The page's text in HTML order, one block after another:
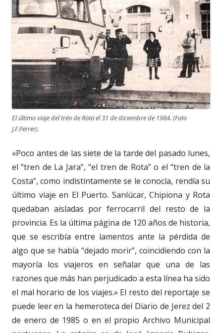
El último viaje del trén de Rota el 31 de diciembre de 1984. (Foto
J.F.Ferrer).
«Poco antes de las siete de la tarde del pasado lunes,
el “tren de La Jara”, “el tren de Rota” o el “tren de la
Costa”, como indistintamente se le conocía, rendía su
último viaje en El Puerto. Sanlúcar, Chipiona y Rota
quedaban aisladas por ferrocarril del resto de la
provincia. Es la última página de 120 años de historia,
que se escribía entre lamentos ante la pérdida de
algo que se había “dejado morir”, coincidiendo con la
mayoría los viajeros en señalar que una de las
razones que más han perjudicado a esta línea ha sido
el mal horario de los viajes.» El resto del reportaje se
puede leer en la hemeroteca del Diario de Jerez del 2
de enero de 1985 o en el propio Archivo Municipal